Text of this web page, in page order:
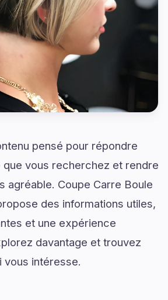
pensé pour répondre
vous recherchez et rendre
agréable. Coupe Carre Boule
des informations utiles,
et une expérience
davantage et trouvez
vous intéresse.